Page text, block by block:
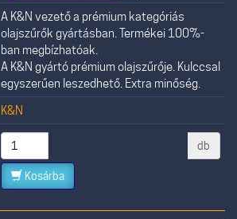
A K&N vezető a prémium kategóriás
olajszűrők gyártásban. Termékei 100%-
ban megbízhatóak.
A K&N gyártó prémium olajszűrője. Kulccsal
egyszerűen leszedhető. Extra minőség.
K&N
db
Kosárba